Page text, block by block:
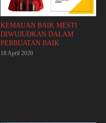
KEMAUAN BAIK MESTI
DIWUJUDKAN DALAM
PERBUATAN BAIK
18 April 2020